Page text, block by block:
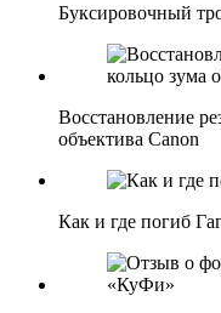
Буксировочный
Восстановление
объектива Canon
Как и где погиб